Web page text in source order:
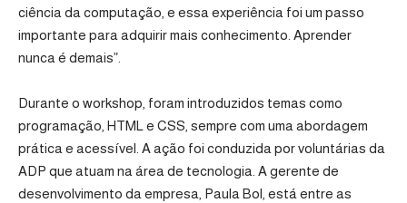
ciência da computação, e essa experiência foi um passo
importante para adquirir mais conhecimento. Aprender
nunca é demais”.
Durante o workshop, foram introduzidos temas como
programação, HTML e CSS, sempre com uma abordagem
prática e acessível. A ação foi conduzida por voluntárias da
ADP que atuam na área de tecnologia. A gerente de
desenvolvimento da empresa, Paula Bol, está entre as